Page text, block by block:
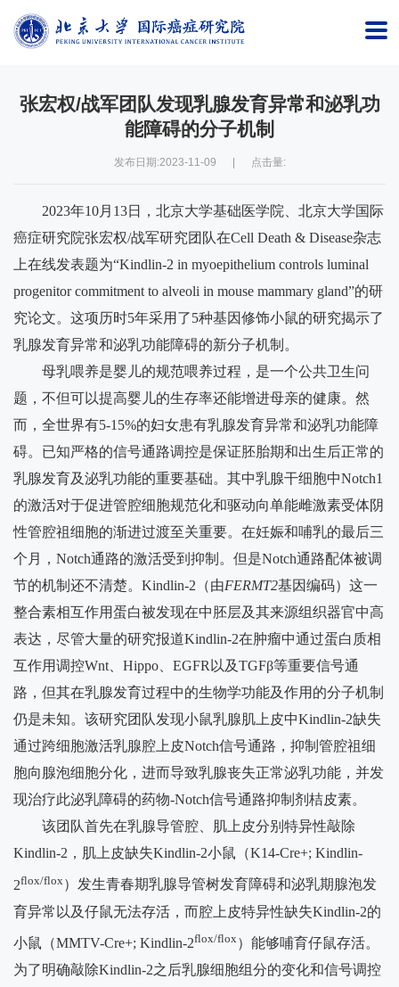
首
研
概
师
资
科
研
究
才
培
合
作
息
张宏权/战军团队发现乳腺发育异常和泌乳功
能障碍的分子机制
发布日期:2023-11-09 点击量:
2023年10月 13日，北京大学基础医学院、北京大学国际
癌症研究院张宏权/战军研究团队在Cell Death & Disease杂志
上在线发表题为“Kindlin-2 in myoepithelium controls luminal
progenitor commitment to alveoli in mouse mammary gland”的研
究论文。这项历时5年采用了5种基因修饰小鼠的研究揭示了
乳腺发育异常和泌乳功能障碍的新分子机制。
母乳喂养是婴儿的规范喂养过程，是一个公共卫生问
题，不但可以提高婴儿的生存率还能增进母亲的健康。然
而，全世界有5-15%的妇女患有乳腺发育异常和泌乳功能障
碍。已知严格的信号通路调控是保证胚胎期和出生后正常的
乳腺发育及泌乳功能的重要基础。其中乳腺干细胞中Notch1
的激活对于促进管腔细胞规范化和驱动向单能雌激素受体阴
性管腔祖细胞的渐进过渡至关重要。在妊娠和哺乳的最后三
个月， Notch通路的激活受到抑制。但是Notch通路配体被调
节的机制还不清楚。 Kindlin-2 （由FERMT2基因编码）这一
整合素相互作用蛋白被发现在中胚层及其来源组织器官中高
表达，尽管大量的研究报道Kindlin-2在肿瘤中通过蛋白质相
互作用调控Wnt Hippo EGFR 以及TGFβ等重要信号通
路，但其在乳腺发育过程中的生物学功能及作用的分子机制
仍是未知。该研究团队发现小鼠乳腺肌上皮中Kindlin-2缺失
通过跨细胞激活乳腺腔上皮Notch信号通路，抑制管腔祖细
胞向腺泡细胞分化，进而导致乳腺丧失正常泌乳功能，并发
现治疗此泌乳障碍的药物-Notch信号通路抑制剂桔皮素。
该团队首先在乳腺导管腔、肌上皮分别特异性敲除
Kindlin-2 ，肌上皮缺失Kindlin-2小鼠（K14-Cre+; Kindlin-
2flox/flox ）发生青春期乳腺导管树发育障碍和泌乳期腺泡发
育异常以及仔鼠无法存活，而腔上皮特异性缺失Kindlin-2的
小鼠（MMTV-Cre+; Kindlin-2flox/flox ）能够哺育仔鼠存活。
为了明确敲除Kindlin-2之后乳腺细胞组分的变化和信号调控